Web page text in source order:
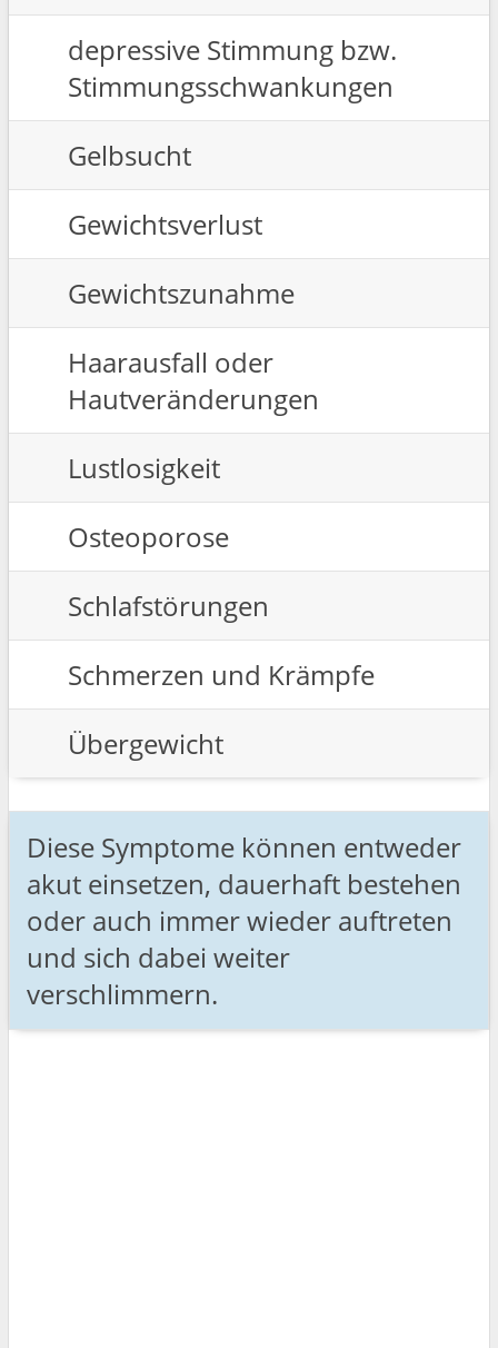
depressive Stimmung bzw.
Stimmungsschwankungen
Gelbsucht
Gewichtsverlust
Gewichtszunahme
Haarausfall oder
Hautveränderungen
Lustlosigkeit
Osteoporose
Schlafstörungen
Schmerzen und Krämpfe
Übergewicht
Diese Symptome können entweder
akut einsetzen, dauerhaft bestehen
oder auch immer wieder auftreten
und sich dabei weiter
verschlimmern.